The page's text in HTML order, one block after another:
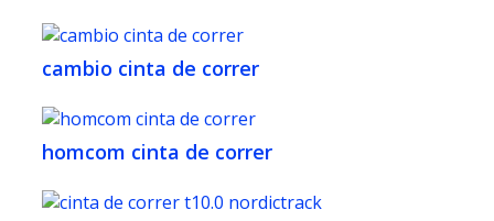
cambio cinta de correr
homcom cinta de correr